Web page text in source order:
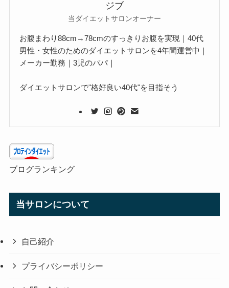
ジブ
当ダイエットサロンオーナー
お腹まわり88cm→78cmのすっきりお腹を実現｜40代
男性・女性のためのダイエットサロンを4年間運営中｜
メーカー勤務｜3児のパパ｜
ダイエットサロンで"格好良い40代"を目指そう
ブログランキング
当サロンについて
自己紹介
プライバシーポリシー